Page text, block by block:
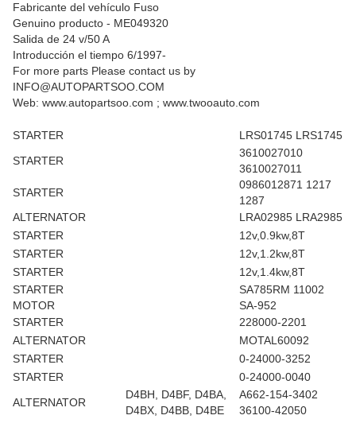
Fabricante del vehículo Fuso
Genuino producto - ME049320
Salida de 24 v/50 A
Introducción el tiempo 6/1997-
For more parts Please contact us by
INFO@AUTOPARTSOO.COM
Web: www.autopartsoo.com ; www.twooauto.com
STARTER
LRS01745 LRS1745
STARTER
3610027010
3610027011
STARTER
0986012871 1217
1287
ALTERNATOR
LRA02985 LRA2985
STARTER
12v,0.9kw,8T
STARTER
12v,1.2kw,8T
STARTER
12v,1.4kw,8T
STARTER
MOTOR
SA785RM 11002
SA-952
STARTER
228000-2201
ALTERNATOR
MOTAL60092
STARTER
0-24000-3252
STARTER
0-24000-0040
ALTERNATOR
D4BH, D4BF, D4BA,
D4BX, D4BB, D4BE
A662-154-3402
36100-42050